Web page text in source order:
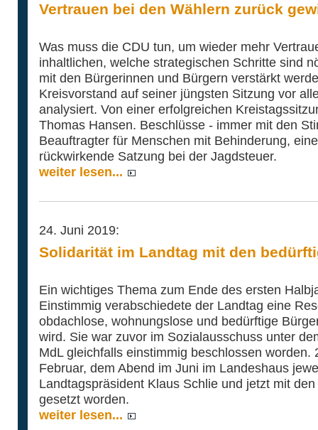
Vertrauen bei den Wählern zurück
Was muss die CDU tun, um wieder mehr
inhaltlichen, welche strategischen Schritte sind
mit den Bürgerinnen und Bürgern verstärkt
Kreisvorstand auf seiner jüngsten Sitzung vor
analysiert. Von einer erfolgreichen
Thomas Hansen. Beschlüsse - immer mit den
Beauftragter für Menschen mit Behinderung,
rückwirkende Satzung bei der Jagdsteuer.
weiter lesen...
24. Juni 2019:
Solidarität im Landtag mit den
Ein wichtiges Thema zum Ende des ersten
Einstimmig verabschiedete der Landtag eine
obdachlose, wohnungslose und bedürftige
wird. Sie war zuvor im Sozialausschuss unter
MdL gleichfalls einstimmig beschlossen worden.
Februar, dem Abend im Juni im Landeshaus
Landtagspräsident Klaus Schlie und jetzt mit
gesetzt worden.
weiter lesen...